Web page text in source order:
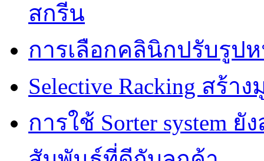
สกรีน
การเลือกคลินิกปรับรูปห
Selective Racking สร้
การใช้ Sorter system